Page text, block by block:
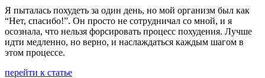
Я пыталась похудеть за один день, но мой организм был как
“Нет, спасибо!”. Он просто не сотрудничал со мной, и я
осознала, что нельзя форсировать процесс похудения. Лучше
идти медленно, но верно, и наслаждаться каждым шагом в
этом процессе.
перейти к статье